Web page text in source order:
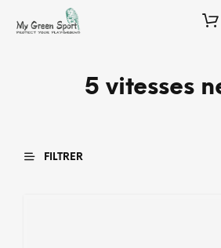
5 vitesses
FILTRER